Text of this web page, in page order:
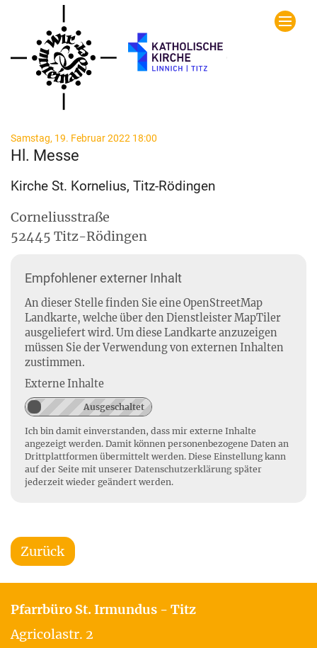
Zum Inhalt springen
Samstag, 19. Februar 2022 18:00
Hl. Messe
Kirche St. Kornelius, Titz-Rödingen
Corneliusstraße
52445 Titz-Rödingen
Empfohlener externer Inhalt
An dieser Stelle finden Sie eine OpenStreetMap
Landkarte, welche über den Dienstleister MapTiler
ausgeliefert wird. Um diese Landkarte anzuzeigen
müssen Sie der Verwendung von externen Inhalten
zustimmen.
Externe Inhalte
Ich bin damit einverstanden, dass mir externe Inhalte
angezeigt werden. Damit können personenbezogene Daten an
Drittplattformen übermittelt werden. Diese Einstellung kann
auf der Seite mit unserer Datenschutzerklärung später
jederzeit wieder geändert werden.
Zurück
Pfarrbüro St. Irmundus - Titz
Agricolastr. 2